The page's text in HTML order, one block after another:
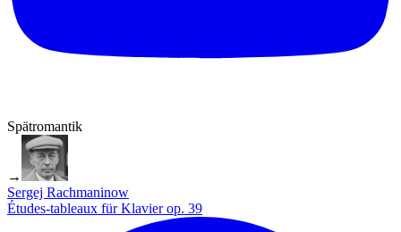
Spätromantik
→
Sergej Rachmaninow
Études-tableaux für Klavier op. 39